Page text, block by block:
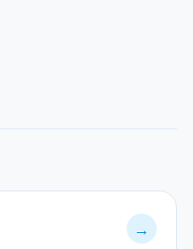
→